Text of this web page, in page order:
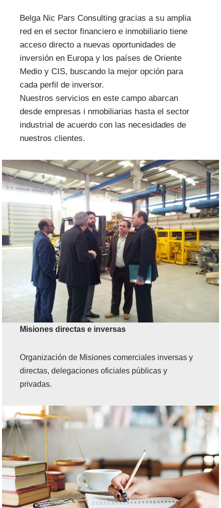
Belga Nic Pars Consulting gracias a su amplia
red en el sector financiero e inmobiliario tiene
acceso directo a nuevas oportunidades de
inversión en Europa y los países de Oriente
Medio y CIS, buscando la mejor opción para
cada perfil de inversor.
Nuestros servicios en este campo abarcan
desde empresas i nmobiliarias hasta el sector
industrial de acuerdo con las necesidades de
nuestros clientes.
Misiones directas e inversas
Organización de Misiones comerciales inversas y
directas, delegaciones oficiales públicas y
privadas.